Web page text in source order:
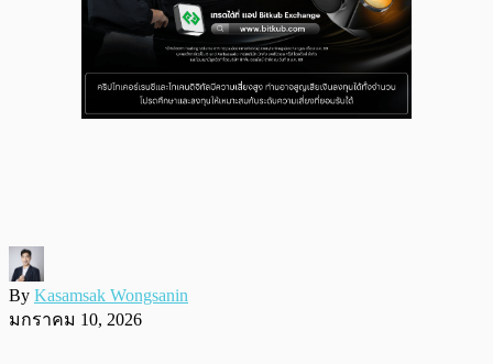
By Kasamsak Wongsanin
มกราคม 10, 2026